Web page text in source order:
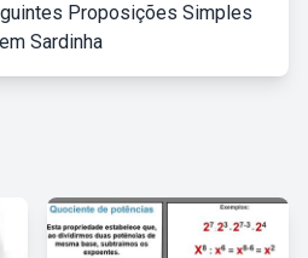
Proposições Simples
Sardinha